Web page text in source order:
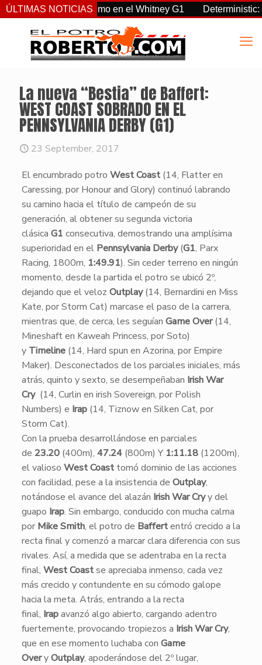
ÚLTIMAS NOTICIAS
supremo en el Whitney G1 Deterministic: héroe del
La nueva “Bestia” de Baffert:
WEST COAST SOBRADO EN EL
PENNSYLVANIA DERBY (G1)
23 September, 2017
​El encumbrado potro West Coast(14, Flatter en
Caressing, por Honour and Glory) continuó labrando
su camino hacia el título de campeón de su
generación, al obtener su segunda victoria
clásica G1 consecutiva, demostrando una amplísima
superioridad en el Pennsylvania Derby(G1, Parx
Racing, 1800m, 1:49.91). Sin ceder terreno en ningún
momento, desde la partida el potro se ubicó 2º,
dejando que el veloz Outplay(14, Bernardini en Miss
Kate, por Storm Cat) marcase el paso de la carrera,
mientras que, de cerca, les seguían Game Over(14,
Mineshaft en Kaweah Princess, por Soto)
y Timeline(14, Hard spun en Azorina, por Empire
Maker). Desconectados de los parciales iniciales, más
atrás, quinto y sexto, se desempeñaban Irish War
Cry (14, Curlin en irish Sovereign, por Polish
Numbers) e Irap(14, Tiznow en Silken Cat, por
Storm Cat).
​Con la prueba desarrollándose en parciales
de 23.20(400m), 47.24(800m) Y 1:11.18(1200m),
el valioso West Coasttomó dominio de las acciones
con facilidad, pese a la insistencia de Outplay,
notándose el avance del alazán Irish War Cryy del
guapo Irap. Sin embargo, conducido con mucha calma
por Mike Smith, el potro de Baffertentró crecido a la
recta final y comenzó a marcar clara diferencia con sus
rivales. Así, a medida que se adentraba en la recta
final, West Coastse apreciaba inmenso, cada vez
más crecido y contundente en su cómodo galope
hacia la meta. Atrás, entrando a la recta
final, Irapavanzó algo abierto, cargando adentro
fuertemente, provocando tropiezos a Irish War Cry,
que en ese momento luchaba con Game
OveryOutplay, apoderándose del 2º lugar,